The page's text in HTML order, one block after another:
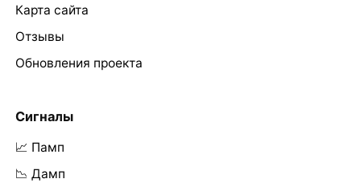
Карта сайта
Отзывы
Обновления проекта
Сигналы
📈 Памп
📉 Дамп